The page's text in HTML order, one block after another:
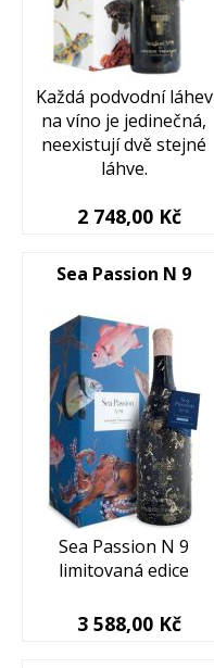
Každá podvodní láhev
na víno je jedinečná,
neexistují dvě stejné
láhve.
2 748,00 Kč
Sea Passion N 9
Sea Passion N 9
limitovaná edice
3 588,00 Kč